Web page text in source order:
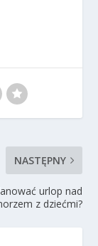
NASTĘPNY
urlop nad
z dziećmi?